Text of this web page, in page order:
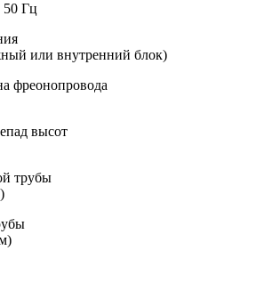
50 Гц
или внутренний блок)
фреонопровода
высот
трубы